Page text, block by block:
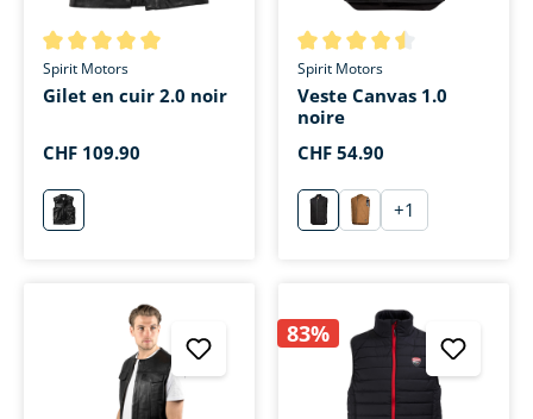
Note moyenne de 5 sur 5 étoiles
Spirit Motors
Gilet en cuir 2.0 noir
CHF 109.90
schwarz
Note moyenne de 4.5 sur 5
Spirit Motors
Veste Canvas 1.0
noire
CHF 54.90
schwarz
sand
+1
83%